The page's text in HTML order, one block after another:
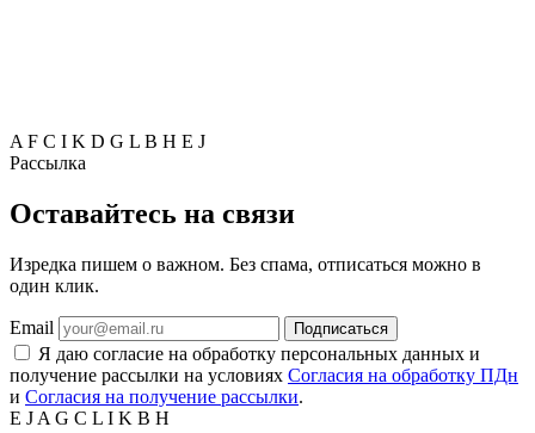
A F C I K D G L B H E J
Рассылка
Оставайтесь на связи
Изредка пишем о важном. Без спама, отписаться можно в
один клик.
Email Подписаться
Я даю согласие на обработку персональных данных и
получение рассылки на условиях Согласия на обработку ПДн
и Согласия на получение рассылки.
E J A G C L I K B H